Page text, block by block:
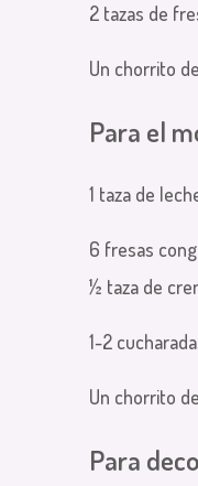
2 tazas de
Un chorrito
Para el
1 taza de
6 fresas
½ taza de
1-2
Un chorrito
Para